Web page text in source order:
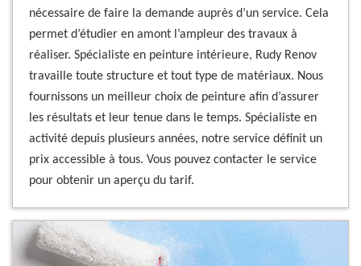
nécessaire de faire la demande auprès d’un service. Cela
permet d’étudier en amont l’ampleur des travaux à
réaliser. Spécialiste en peinture intérieure, Rudy Renov
travaille toute structure et tout type de matériaux. Nous
fournissons un meilleur choix de peinture afin d’assurer
les résultats et leur tenue dans le temps. Spécialiste en
activité depuis plusieurs années, notre service définit un
prix accessible à tous. Vous pouvez contacter le service
pour obtenir un aperçu du tarif.